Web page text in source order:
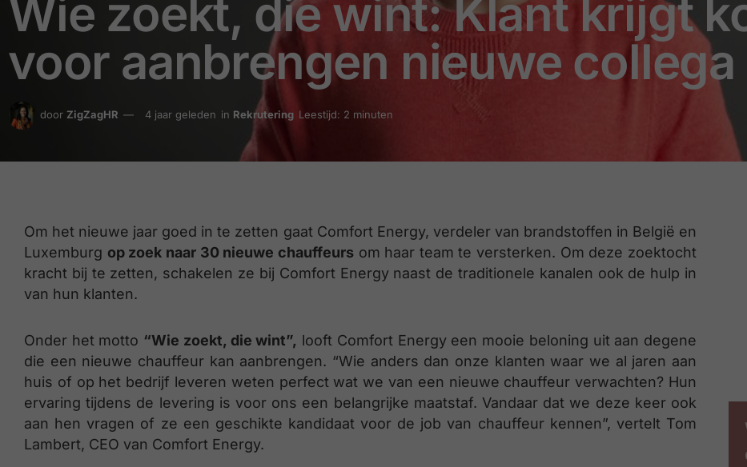
Wie zoekt, die wint: Klant krijgt
voor aanbrengen nieuwe collega
door ZigZagHR 4 jaar geleden in Rekrutering Leestijd: 2 minuten
Om het nieuwe jaar goed in te zetten gaat Comfort Energy, verdeler van brandstoffen in België en
Luxemburg op zoek naar 30 nieuwe chauffeursom haar team te versterken. Om deze zoektocht
kracht bij te zetten, schakelen ze bij Comfort Energy naast de traditionele kanalen ook de hulp in
van hun klanten.
Onder het motto “Wie zoekt, die wint”, looft Comfort Energy een mooie beloning uit aan degene
die een nieuwe chauffeur kan aanbrengen. “Wie anders dan onze klanten waar we al jaren aan
huis of op het bedrijf leveren weten perfect wat we van een nieuwe chauffeur verwachten? Hun
ervaring tijdens de levering is voor ons een belangrijke maatstaf. Vandaar dat we deze keer ook
aan hen vragen of ze een geschikte kandidaat voor de job van chauffeur kennen”, vertelt Tom
Lambert, CEO van Comfort Energy.